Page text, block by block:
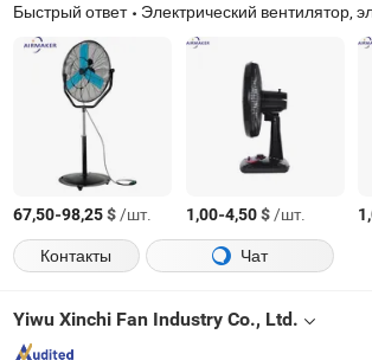
Быстрый ответ Электрический вентилятор, электрический обогреватель, инфракрасный радиационный обогреватель, топливный обогреватель, дизельный обогреватель, электрический камин, обогреватель для ванной,
67,50-98,25$/шт. 1,00-4,50$/шт.
Контакты
Чат
Yiwu Xinchi Fan Industry Co., Ltd.